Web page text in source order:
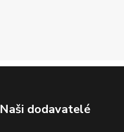
Naši dodavatelé